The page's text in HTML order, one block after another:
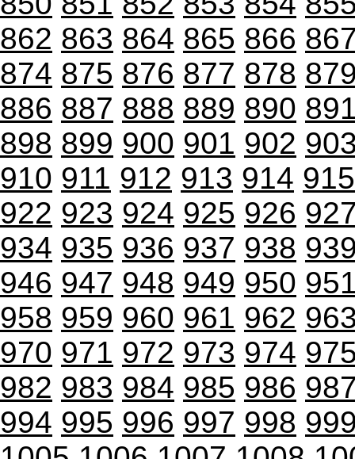
862 863 864 865 866
874 875 876 877 878
886 887 888 889 890
898 899 900 901 902
910 911 912 913 914 915
922 923 924 925 926
934 935 936 937 938
946 947 948 949 950
958 959 960 961 962
970 971 972 973 974
982 983 984 985 986
994 995 996 997 998